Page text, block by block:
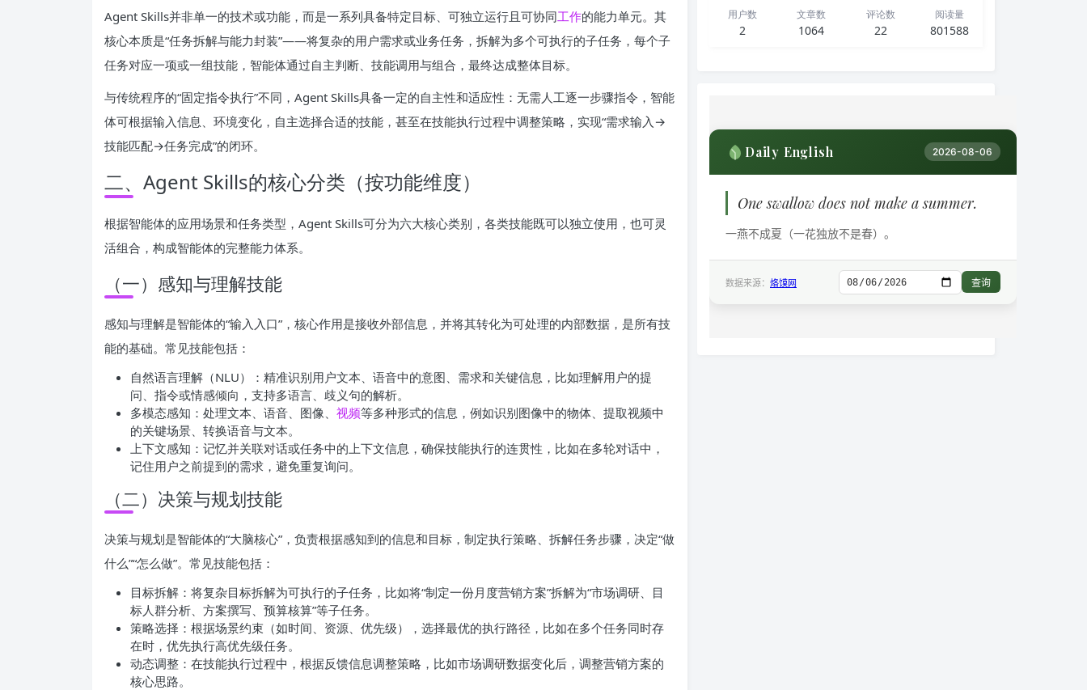
Agent Skills并非单一的技术或功能，而是一系列具备特定目标、可独立运行且可协同工作的能力单元。其
核心本质是“任务拆解与能力封装”——将复杂的用户需求或业务任务，拆解为多个可执行的子任务，每个子
任务对应一项或一组技能，智能体通过自主判断、技能调用与组合，最终达成整体目标。
与传统程序的“固定指令执行”不同，Agent Skills具备一定的自主性和适应性：无需人工逐一步骤指令，智能
体可根据输入信息、环境变化，自主选择合适的技能，甚至在技能执行过程中调整策略，实现“需求输入→
技能匹配→任务完成”的闭环。
二、Agent Skills的核心分类（按功能维度）
根据智能体的应用场景和任务类型，Agent Skills可分为六大核心类别，各类技能既可以独立使用，也可灵
活组合，构成智能体的完整能力体系。
（一）感知与理解技能
感知与理解是智能体的“输入入口”，核心作用是接收外部信息，并将其转化为可处理的内部数据，是所有技
能的基础。常见技能包括：
自然语言理解（NLU）：精准识别用户文本、语音中的意图、需求和关键信息，比如理解用户的提
问、指令或情感倾向，支持多语言、歧义句的解析。
多模态感知：处理文本、语音、图像、 视频等多种形式的信息，例如识别图像中的物体、提取视频中
的关键场景、转换语音与文本。
上下文感知：记忆并关联对话或任务中的上下文信息，确保技能执行的连贯性，比如在多轮对话中，
记住用户之前提到的需求，避免重复询问。
（二）决策与规划技能
决策与规划是智能体的“大脑核心”，负责根据感知到的信息和目标，制定执行策略、拆解任务步骤，决定“做
什么”“怎么做”。常见技能包括：
目标拆解：将复杂目标拆解为可执行的子任务，比如将“制定一份月度营销方案”拆解为“市场调研、目
标人群分析、方案撰写、预算核算”等子任务。
策略选择：根据场景约束（如时间、资源、优先级），选择最优的执行路径，比如在多个任务同时存
在时，优先执行高优先级任务。
动态调整：在技能执行过程中，根据反馈信息调整策略，比如市场调研数据变化后，调整营销方案的
核心思路。
用户数
2
文章数
1064
评论数
22
阅读量
801588